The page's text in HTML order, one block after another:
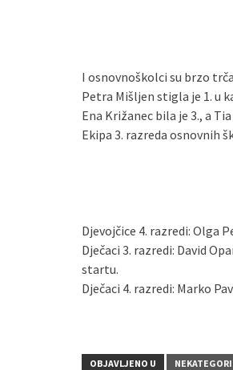
I osnovnoškolci su brzo
Petra Mišljen stigla je 1. u
Ena Križanec bila je 3., a
Ekipa 3. razreda osnovnih
Djevojčice 4. razredi: Olga
Dječaci 3. razredi: David
startu.
Dječaci 4. razredi: Marko
OBJAVLJENO U